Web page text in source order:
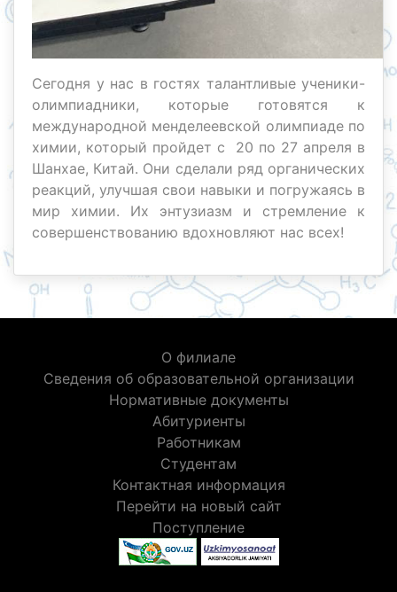
Сегодня у нас в гостях талантливые ученики-
олимпиадники, которые готовятся к
международной менделеевской олимпиаде по
химии, который пройдет с 20 по 27 апреля в
Шанхае, Китай. Они сделали ряд органических
реакций, улучшая свои навыки и погружаясь в
мир химии. Их энтузиазм и стремление к
совершенствованию вдохновляют нас всех!
О филиале
Сведения об образовательной организации
Нормативные документы
Абитуриенты
Работникам
Студентам
Контактная информация
Перейти на новый сайт
Поступление